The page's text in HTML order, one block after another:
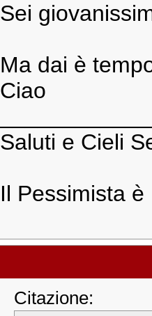
Sei
Ma dai è
Ciao
Saluti e Cieli
Il Pessimista
Citazione: